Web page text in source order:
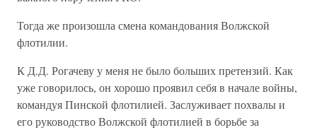
Тогда же произошла смена командования Волжской
флотилии.
К Д.Д. Рогачеву у меня не было больших претензий. Как
уже говорилось, он хорошо проявил себя в начале войны,
командуя Пинской флотилией. Заслуживает похвалы и
его руководство Волжской флотилией в борьбе за